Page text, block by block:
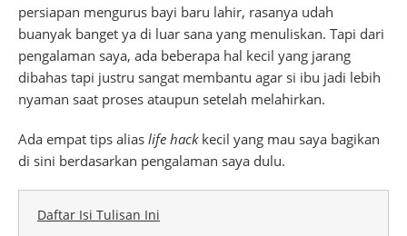
persiapan mengurus bayi baru lahir, rasanya udah
buanyak banget ya di luar sana yang menuliskan. Tapi dari
pengalaman saya, ada beberapa hal kecil yang jarang
dibahas tapi justru sangat membantu agar si ibu jadi lebih
nyaman saat proses ataupun setelah melahirkan.
Ada empat tips alias life hackkecil yang mau saya bagikan
di sini berdasarkan pengalaman saya dulu.
Daftar Isi Tulisan Ini